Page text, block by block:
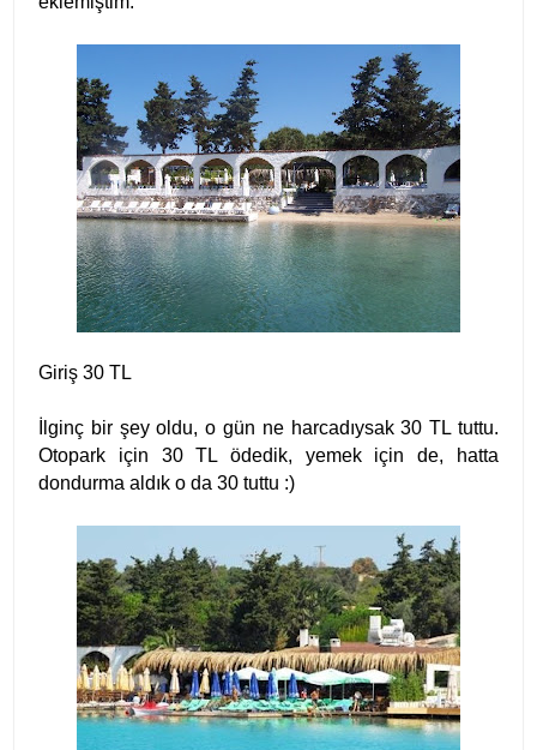
Giriş 30 TL
İlginç bir şey oldu, o gün ne harcadıysak 30 TL tuttu.
Otopark için 30 TL ödedik, yemek için de, hatta
dondurma aldık o da 30 tuttu :)